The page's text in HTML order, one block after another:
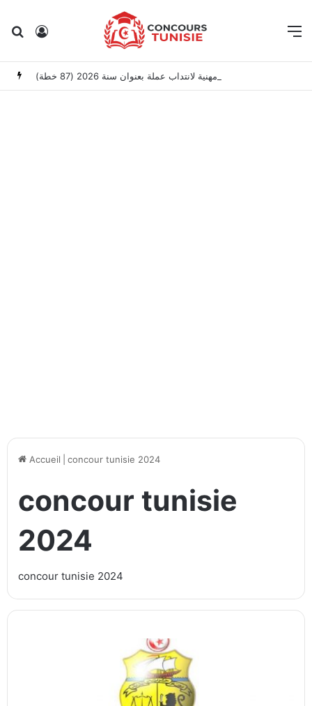
RechercherConnexion
Accueil concour tunisie 2024
concour tunisie
2024
concour tunisie 2024